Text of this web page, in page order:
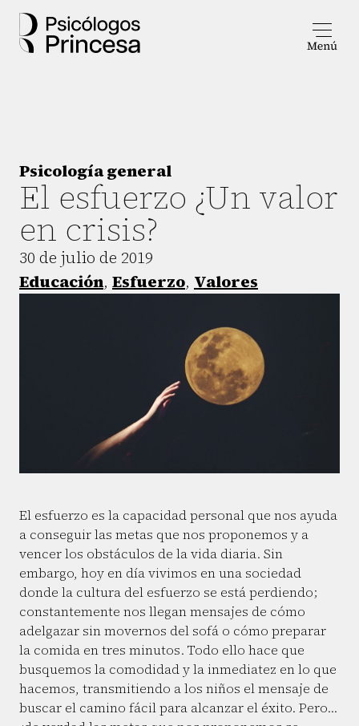
Psicología general
El esfuerzo ¿Un valor
en crisis?
30 de julio de 2019
Educación, Esfuerzo, Valores
El esfuerzo es la capacidad personal que nos ayuda
a conseguir las metas que nos proponemos y a
vencer los obstáculos de la vida diaria. Sin
embargo, hoy en día vivimos en una sociedad
donde la cultura del esfuerzo se está perdiendo;
constantemente nos llegan mensajes de cómo
adelgazar sin movernos del sofá o cómo preparar
la comida en tres minutos. Todo ello hace que
busquemos la comodidad y la inmediatez en lo que
hacemos, transmitiendo a los niños el mensaje de
buscar el camino fácil para alcanzar el éxito. Pero…